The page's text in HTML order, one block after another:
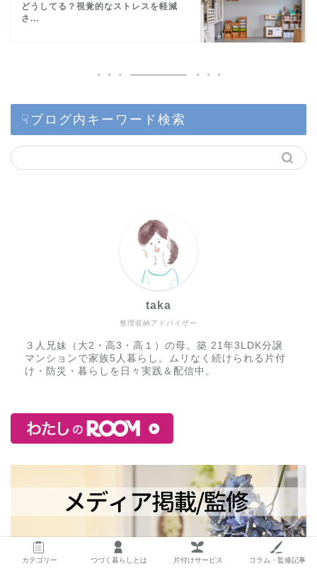
どうしてる？視覚的なストレスを軽減
さ...
☟ブログ内キーワード検索
整理収納アドバイザー
taka
３人兄妹（大2・高3・高１）の母。築 21年3LDK分譲
マンションで家族5人暮らし。ムリなく続けられる片付
け・防災・暮らしを日々実践＆配信中。
カテゴリー つづく暮らしとは 片付けサービス コラム・監修記事